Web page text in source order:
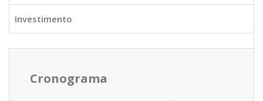
Investimento
Cronograma